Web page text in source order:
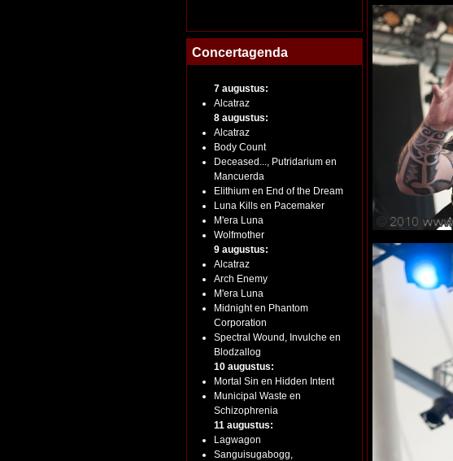
Concertagenda
7 augustus:
Alcatraz
8 augustus:
Alcatraz
Body Count
Deceased..., Putridarium en
Mancuerda
Elithium en End of the Dream
Luna Kills en Pacemaker
M'era Luna
Wolfmother
9 augustus:
Alcatraz
Arch Enemy
M'era Luna
Midnight en Phantom
Corporation
Spectral Wound, Invulche en
Blodzallog
10 augustus:
Mortal Sin en Hidden Intent
Municipal Waste en
Schizophrenia
11 augustus:
Lagwagon
Sanguisugabogg,